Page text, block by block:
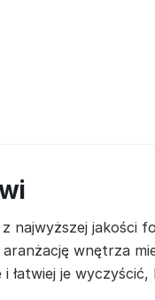
najwyższej jakości
wnętrza
łatwiej je